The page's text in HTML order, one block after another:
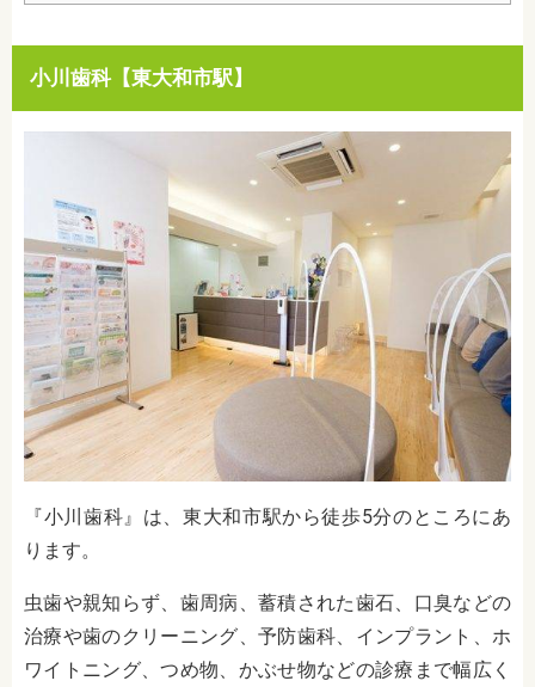
小川歯科【東大和市駅】
『小川歯科』は、東大和市駅から徒歩5分のところにあ
ります。
虫歯や親知らず、歯周病、蓄積された歯石、口臭などの
治療や歯のクリーニング、予防歯科、インプラント、ホ
ワイトニング、つめ物、かぶせ物などの診療まで幅広く